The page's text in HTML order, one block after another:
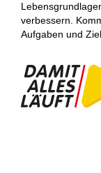
verbessern.
Aufgaben und